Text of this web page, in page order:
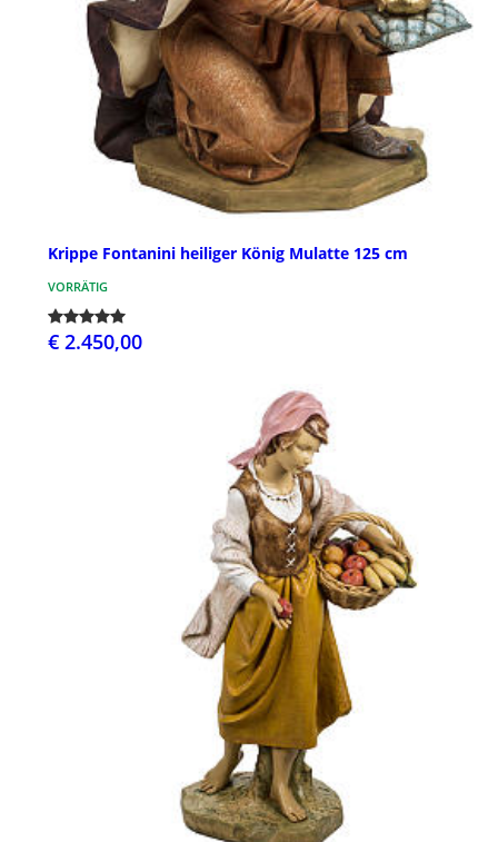
Krippe Fontanini heiliger König Mulatte 125 cm
VORRÄTIG
€ 2.450,00